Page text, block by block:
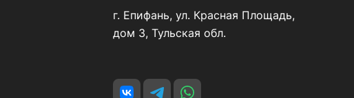
г. Епифань, ул. Красная Площадь,
дом 3, Тульская обл.